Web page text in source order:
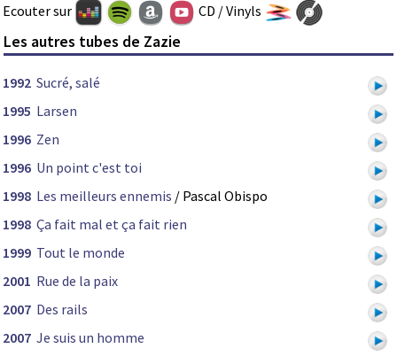
Ecouter sur
CD / Vinyls
Les autres tubes de Zazie
1992 Sucré, salé
1995 Larsen
1996 Zen
1996 Un point c'est toi
1998 Les meilleurs ennemis / Pascal Obispo
1998 Ça fait mal et ça fait rien
1999 Tout le monde
2001 Rue de la paix
2007 Des rails
2007 Je suis un homme